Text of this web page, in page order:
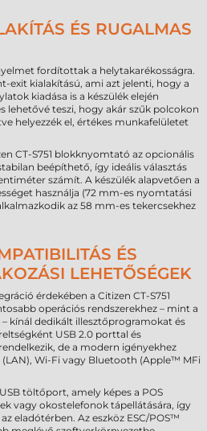
ÉS RUGALMAS
fordítottak a helytakarékosságra.
exit kialakítású, ami azt jelenti, hogy a
kiadása is a készülék elején
lehetővé teszi, hogy akár szűk polcokon
helyezzék el, értékes munkafelületet
CT-S751 blokknyomtató az opcionális
beépíthető, így ideális választás
számít. A készülék alapvetően a
használja (72 mm-es nyomtatási
az 58 mm-es tekercsekhez
ÉS
LEHETŐSÉGEK
érdekében a Citizen CT-S751
operációs rendszerekhez – mint a
kínál dedikált illesztőprogramokat és
USB 2.0 porttal és
de a modern igényekhez
Wi-Fi vagy Bluetooth (Apple™ MFi
töltőport, amely képes a POS
vagy okostelefonok tápellátására, így
eladótérben. Az eszköz ESC/POS™